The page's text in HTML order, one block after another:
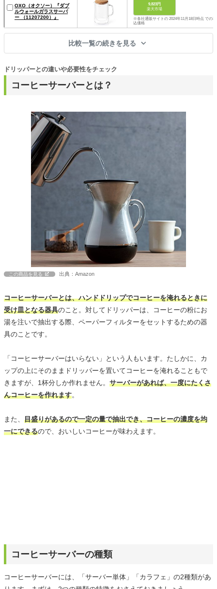
OXO（オクソー）『ダブ
ルウォールガラスサーバ
ー （11207200）』
9,823円
楽天市場
※各社通販サイトの 2024年11月18日時点 での税
込価格
比較一覧の続きを見る
コーヒーサーバーとは？
ドリッパーとの違いや必要性をチェック
この商品を見る 出典：Amazon
コーヒーサーバーとは、ハンドドリップでコーヒーを淹れるときに
受け皿となる器具のこと。対してドリッパーは、コーヒーの粉にお
湯を注いで抽出する際、ペーパーフィルターをセットするための器
具のことです。
「コーヒーサーバーはいらない」という人もいます。たしかに、カ
ップの上にそのままドリッパーを置いてコーヒーを淹れることもで
きますが、1杯分しか作れません。 サーバーがあれば、一度にたくさ
んコーヒーを作れます。
また、 目盛りがあるので一定の量で抽出でき、コーヒーの濃度を均
一にできるので、おいしいコーヒーが味わえます。
コーヒーサーバーの種類
コーヒーサーバーには、「サーバー単体」「カラフェ」の2種類があ